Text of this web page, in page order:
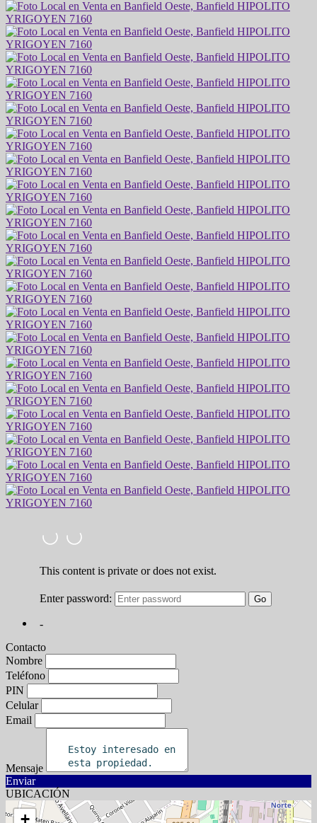
Contacto
Nombre
Teléfono
PIN
Celular
Email
Mensaje
Enviar
UBICACIÓN
+